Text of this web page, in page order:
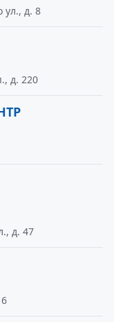
ул., д. 8
д. 220
д. 47